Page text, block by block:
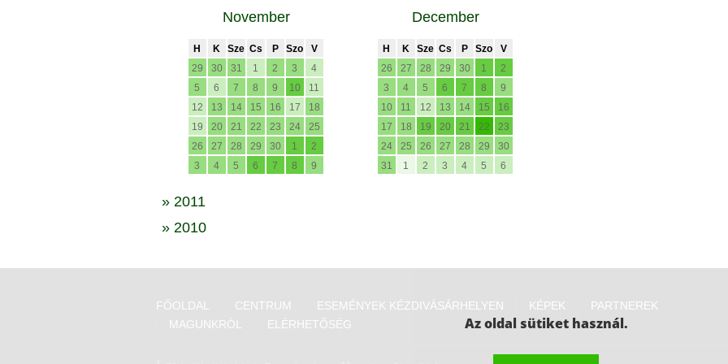
November
H K Sze Cs P Szo
V
29
30 31 1 2 3
4
5
6 7 8 9 10
11
12
13 14 15 16 17
18
19
20 21 22 23 24
25
26
27 28 29 30 1
2
3
4 5 6 7 8 9
December
H K Sze Cs P Szo
V
26
27 28 29 30 1
2
3
4 5 6 7 8
9
10
11 12 13 14 15
16
17
18 19 20 21 22
23
24
25 26 27 28 29
30
31
1 2 3 4 5 6
» 2011
» 2010
FŐOLDAL CENTRUM ESEMÉNYEK KÉZDIVÁSÁRHELYEN KÉPEK
PARTNEREK
MAGUNKRÓL
ELÉRHETŐSÉG Az oldal sütiket használ.